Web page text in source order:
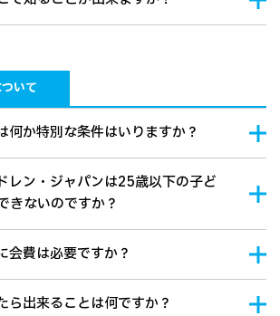
いて
何か特別な条件はいりますか？
レン・ジャパンは25歳以下の子ど
きないのですか？
会費は必要ですか？
ら出来ることは何ですか？